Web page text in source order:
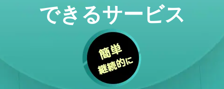
できるサービス